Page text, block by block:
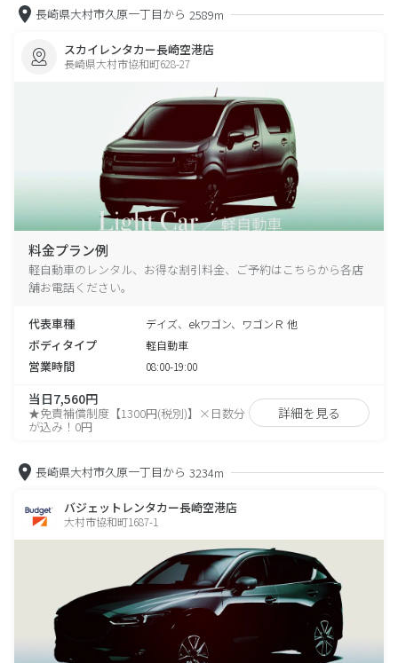
長崎県大村市久原一丁目から 2589m
スカイレンタカー長崎空港店
長崎県大村市協和町628-27
料金プラン例
軽自動車のレンタル、お得な割引料金、ご予約はこちらから各店
舗お電話ください。
代表車種 デイズ、ekワゴン、ワゴンＲ 他
ボディタイプ 軽自動車
営業時間 08:00-19:00
当日7,560円
★免責補償制度【1300円(税別)】×日数分
が込み！0円
詳細を見る
長崎県大村市久原一丁目から 3234m
バジェットレンタカー長崎空港店
大村市協和町1687-1